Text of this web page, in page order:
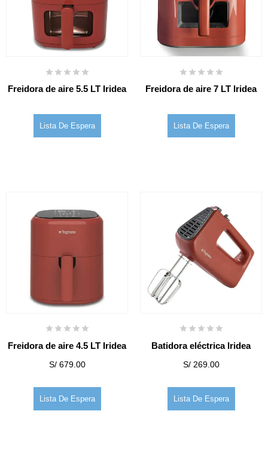
Freidora de aire 5.5 LT Iridea
Lista De Espera
Freidora de aire 7 LT Iridea
Lista De Espera
Freidora de aire 4.5 LT Iridea
S/679.00
Lista De Espera
Batidora eléctrica Iridea
S/269.00
Lista De Espera